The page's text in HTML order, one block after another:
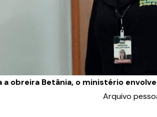
a obreira Betânia, o ministério
Arquivo